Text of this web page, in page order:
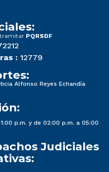
PQRSDF
: 12779
Alfonso Reyes Echandía
p.m. y de 02:00 p.m. a 05:00
Judiciales